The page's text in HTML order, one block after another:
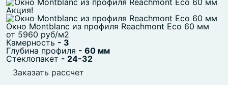
Акция!
Окно Montblanc из профиля Reachmont Eco 60 мм
от 5960 руб/м2
Камерность - 3
Глубина профиля - 60 мм
Стеклопакет - 24-32
Заказать рассчет